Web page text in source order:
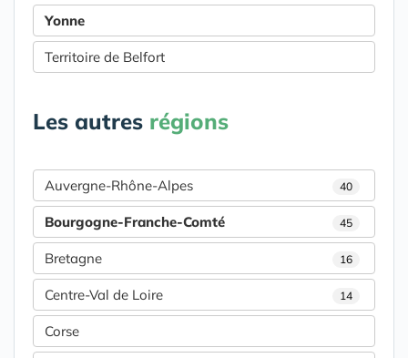
Yonne
Territoire de Belfort
Les autres régions
Auvergne-Rhône-Alpes 40
Bourgogne-Franche-Comté 45
Bretagne 16
Centre-Val de Loire 14
Corse